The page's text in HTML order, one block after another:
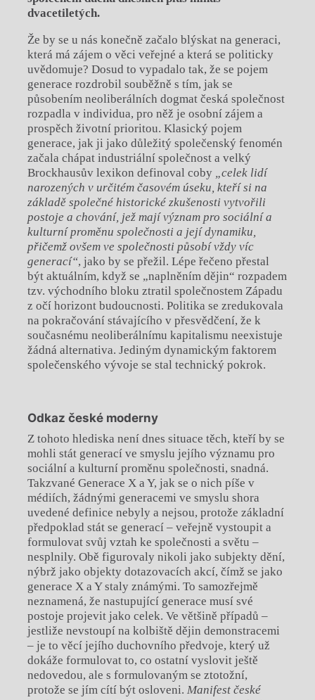
dvacetiletých.
Že by se u nás konečně začalo blýskat na generaci,
která má zájem o věci veřejné a která se politicky
uvědomuje? Dosud to vypadalo tak, že se pojem
generace rozdrobil souběžně s tím, jak se
působením neoliberálních dogmat česká společnost
rozpadla v individua, pro něž je osobní zájem a
prospěch životní prioritou. Klasický pojem
generace, jak ji jako důležitý společenský fenomén
začala chápat industriální společnost a velký
Brockhausův lexikon definoval coby
„celek lidí
narozených v určitém časovém úseku, kteří si na
základě společné historické zkušenosti vytvořili
postoje a chování, jež mají význam pro sociální a
kulturní proměnu společnosti a její dynamiku,
přičemž ovšem ve společnosti působí vždy víc
generací“, jako by se přežil. Lépe řečeno přestal
být aktuálním, když se „naplněním dějin“ rozpadem
tzv. východního bloku ztratil společnostem Západu
z očí horizont budoucnosti. Politika se zredukovala
na pokračování stávajícího v přesvědčení, že k
současnému neoliberálnímu kapitalismu neexistuje
žádná alternativa. Jediným dynamickým faktorem
společenského vývoje se stal technický pokrok.
Odkaz české moderny
Z tohoto hlediska není dnes situace těch, kteří by se
mohli stát generací ve smyslu jejího významu pro
sociální a kulturní proměnu společnosti, snadná.
Takzvané Generace X a Y, jak se o nich píše v
médiích, žádnými generacemi ve smyslu shora
uvedené definice nebyly a nejsou, protože základní
předpoklad stát se generací – veřejně vystoupit a
formulovat svůj vztah ke společnosti a světu –
nesplnily. Obě figurovaly nikoli jako subjekty dění,
nýbrž jako objekty dotazovacích akcí, čímž se jako
generace X a Y staly známými. To samozřejmě
neznamená, že nastupující generace musí své
postoje projevit jako celek. Ve většině případů –
jestliže nevstoupí na kolbiště dějin demonstracemi
– je to věcí jejího duchovního předvoje, který už
dokáže formulovat to, co ostatní vyslovit ještě
nedovedou, ale s formulovaným se ztotožní,
protože se jím cítí být osloveni. Manifest české